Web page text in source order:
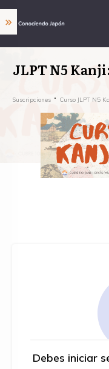
JLPT N5
Suscripciones Curso JLPT N5
Debes iniciar